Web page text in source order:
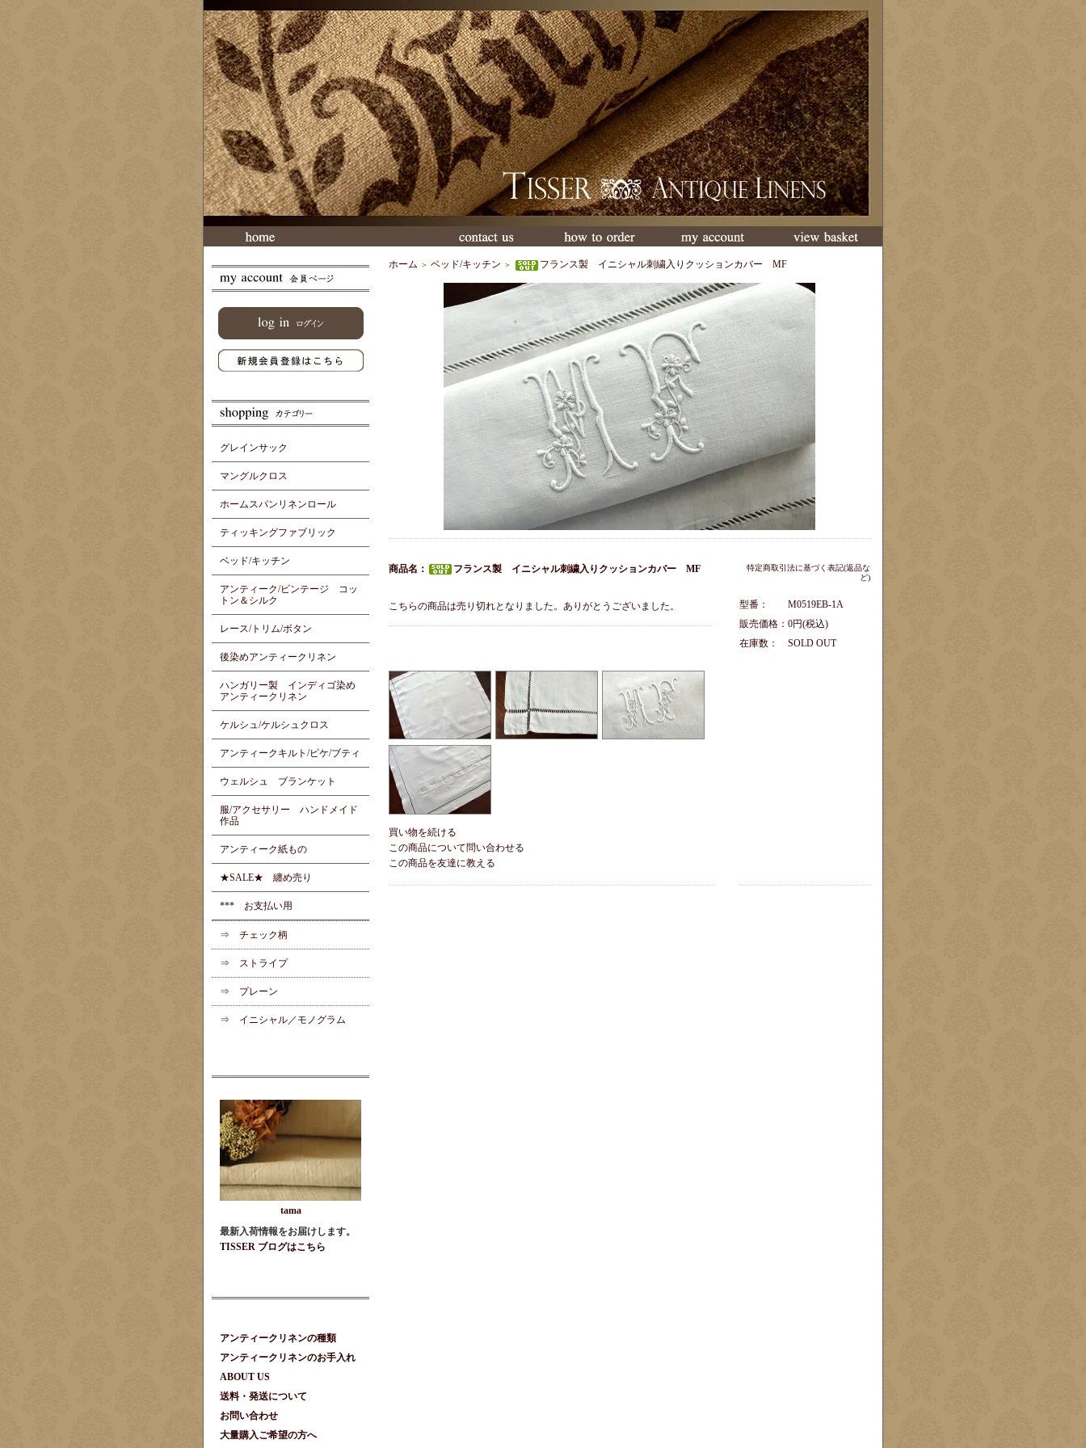
グレインサック
マングルクロス
ホームスパンリネンロール
ティッキングファブリック
ベッド/キッチン
アンティーク/ビンテージ コッ
トン＆シルク
レース/トリム/ボタン
後染めアンティークリネン
ハンガリー製 インディゴ染め
アンティークリネン
ケルシュ/ケルシュクロス
アンティークキルト/ピケ/ブティ
ウェルシュ ブランケット
服/アクセサリー ハンドメイド
作品
アンティーク紙もの
★SALE★ 纏め売り
*** お支払い用
⇒ チェック柄
⇒ ストライプ
⇒ プレーン
⇒ イニシャル／モノグラム
tama
最新入荷情報をお届けします。
TISSER ブログはこちら
アンティークリネンの種類
アンティークリネンのお手入れ
ABOUT US
送料・発送について
お問い合わせ
大量購入ご希望の方へ
ホーム ＞ ベッド/キッチン ＞ フランス製 イニシャル刺繍入りクッションカバー MF
商品名： フランス製 イニシャル刺繍入りクッションカバー MF
こちらの商品は売り切れとなりました。ありがとうございました。
特定商取引法に基づく表記(返品な
ど)
型番：
M0519EB-1A
販売価格： 0円(税込)
在庫数：
SOLD OUT
買い物を続ける
この商品について問い合わせる
この商品を友達に教える